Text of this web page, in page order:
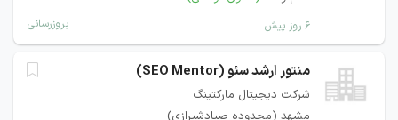
۶ روز پیش بروزرسانی
منتور ارشد سئو (SEO Mentor)
شرکت دیجیتال مارکتینگ
مشهد (محدوده صیادشیرازی)